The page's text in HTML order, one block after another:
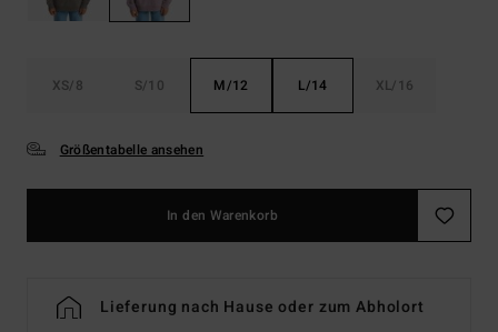
XS/8 S/10 M/12 L/14 XL/16
Größentabelle ansehen
In den Warenkorb
Lieferung nach Hause oder zum Abholort